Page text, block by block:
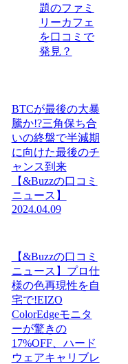
題のファミ
リーカフェ
を口コミで
発見？
BTCが最後の大暴
騰か!?三角保ち合
いの終盤で半減期
に向けた最後のチ
ャンス到来
【&Buzzの口コミ
ニュース】
2024.04.09
【&Buzzの口コミ
ニュース】プロ仕
様の色再現性を自
宅で!EIZO
ColorEdgeモニタ
ーが驚きの
17%OFF、ハード
ウェアキャリブレ